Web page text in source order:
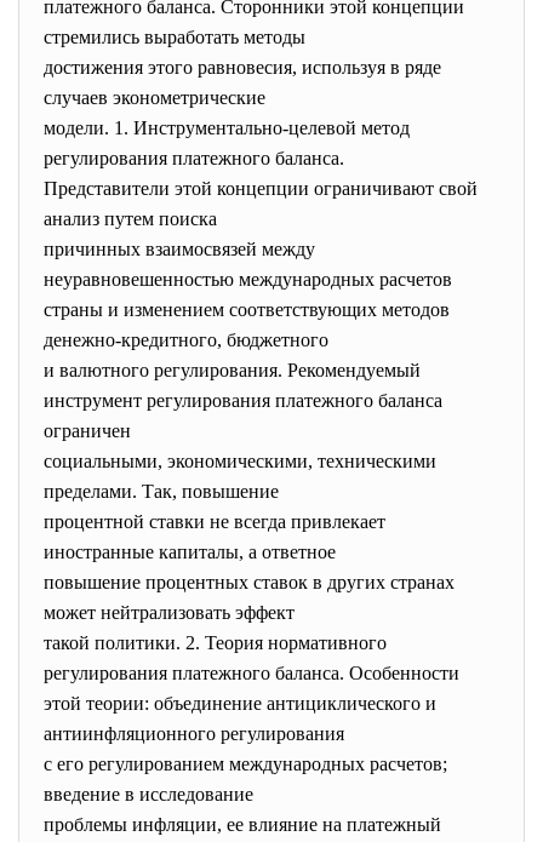
платежного баланса. Сторонники этой концепции
стремились выработать методы
достижения этого равновесия, используя в ряде
случаев эконометрические
модели. 1. Инструментально-целевой метод
регулирования платежного баланса.
Представители этой концепции ограничивают свой
анализ путем поиска
причинных взаимосвязей между
неуравновешенностью международных расчетов
страны и изменением соответствующих методов
денежно-кредитного, бюджетного
и валютного регулирования. Рекомендуемый
инструмент регулирования платежного баланса
ограничен
социальными, экономическими, техническими
пределами. Так, повышение
процентной ставки не всегда привлекает
иностранные капиталы, а ответное
повышение процентных ставок в других странах
может нейтрализовать эффект
такой политики. 2. Теория нормативного
регулирования платежного баланса. Особенности
этой теории: объединение антициклического и
антиинфляционного регулирования
с его регулированием международных расчетов;
введение в исследование
проблемы инфляции, ее влияние на платежный